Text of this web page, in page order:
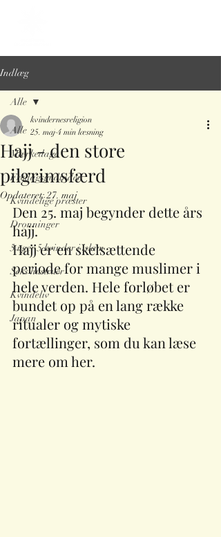
Indlæg
Alle
Mærkedage
Fredagsgudinder
Kvindelige præster
Dronninger
5 uger 5 kvinder i islam
Seks hustruer
Kvindeliv
Japan
Alle
Hajj - den store
pilgrimsfærd
kvindernesreligion
25. maj 4 min læsning
Opdateret:27. maj
Den 25. maj begynder dette års
hajj.
Hajj er en skelsættende
periode for mange muslimer i
hele verden. Hele forløbet er
bundet op på en lang række
ritualer og mytiske
fortællinger, som du kan læse
mere om her.